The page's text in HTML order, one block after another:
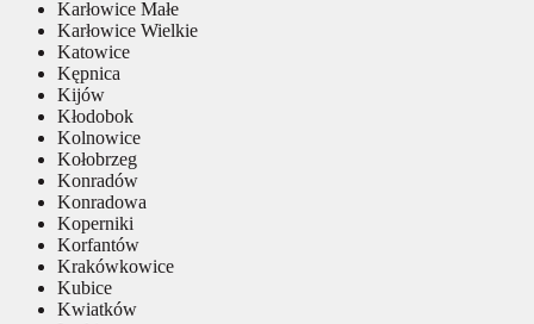
Karłowice Małe
Karłowice Wielkie
Katowice
Kępnica
Kijów
Kłodobok
Kolnowice
Kołobrzeg
Konradów
Konradowa
Koperniki
Korfantów
Krakówkowice
Kubice
Kwiatków